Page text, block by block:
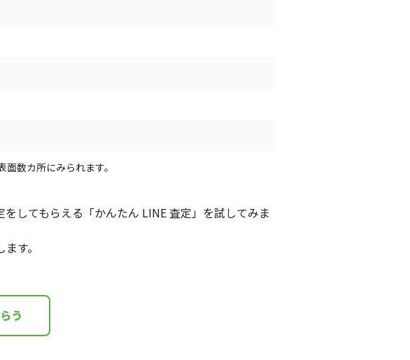
数カ所にみられます。
してもらえる「かんたん LINE 査定」を試してみま
す。
う